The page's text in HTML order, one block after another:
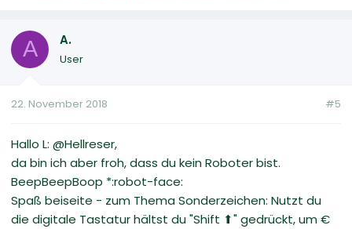
A A.
User
22. November 2018 #5
Hallo L: @Hellreser,
da bin ich aber froh, dass du kein Roboter bist.
BeepBeepBoop *:robot-face:
Spaß beiseite - zum Thema Sonderzeichen: Nutzt du
die digitale Tastatur hältst du "Shift ⬆" gedrückt, um €